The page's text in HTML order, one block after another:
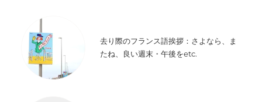
去り際のフランス語挨拶：さよなら、ま
たね、良い週末・午後をetc.